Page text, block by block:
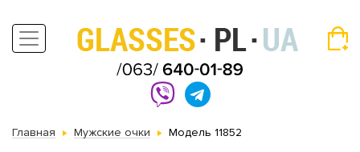
Главная Мужские очки Модель 11852